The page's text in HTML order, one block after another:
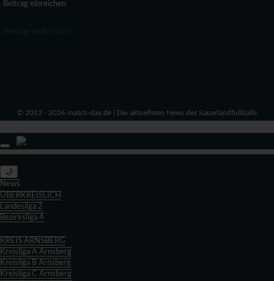
Beitrag einreichen
Vertrag widerrufen
© 2013 - 2026 match-day.de | Die aktuellsten News des Sauerlandfußballs
🌙
News
ÜBERKREISLICH
Landesliga 2
Bezirksliga 4
KREIS ARNSBERG
Kreisliga A Arnsberg
Kreisliga B Arnsberg
Kreisliga C Arnsberg